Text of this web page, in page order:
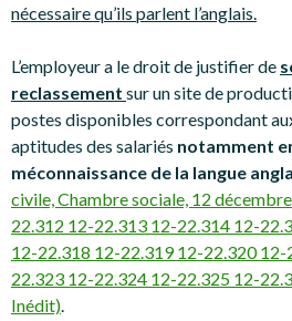
nécessaire qu’ils parlent l’anglais.
L’employeur a le droit de justifier de
reclassement sur un site de
postes disponibles correspondant
aptitudes des salariés notamment
méconnaissance de la langue
civile, Chambre sociale, 12
22.312 12-22.313 12-22.314 12-
12-22.318 12-22.319 12-22.320
22.323 12-22.324 12-22.325 12-
Inédit).